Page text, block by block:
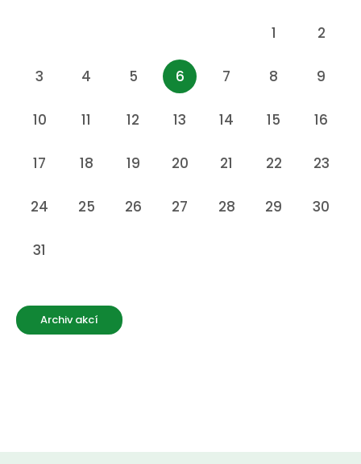
1 2
3 4 5 6 7 8 9
10 11 12 13 14 15 16
17 18 19 20 21 22 23
24 25 26 27 28 29 30
31
Archiv akcí